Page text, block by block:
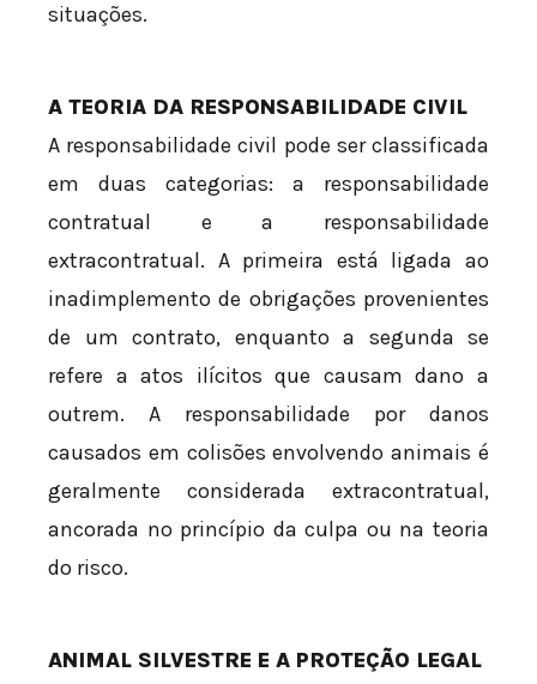
situações.
A TEORIA DA RESPONSABILIDADE CIVIL
A responsabilidade civil pode ser classificada
em duas categorias: a responsabilidade
contratual e a responsabilidade
extracontratual. A primeira está ligada ao
inadimplemento de obrigações provenientes
de um contrato, enquanto a segunda se
refere a atos ilícitos que causam dano a
outrem. A responsabilidade por danos
causados em colisões envolvendo animais é
geralmente considerada extracontratual,
ancorada no princípio da culpa ou na teoria
do risco.
ANIMAL SILVESTRE E A PROTEÇÃO LEGAL